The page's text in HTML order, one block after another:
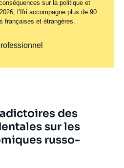
sur la politique et
l’Ifri accompagne plus de 90
françaises et étrangères.
des
sur les
russo-